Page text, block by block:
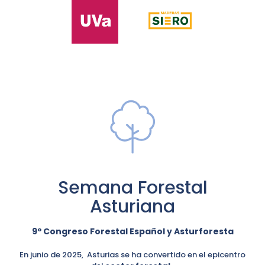
Semana Forestal
Asturiana
9º Congreso Forestal Español y Asturforesta
En junio de 2025, Asturias se ha convertido en el epicentro